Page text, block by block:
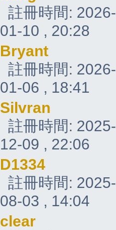
註冊時間: 2026-
01-10 , 20:28
Bryant
註冊時間: 2026-
01-06 , 18:41
Silvran
註冊時間: 2025-
12-09 , 22:06
D1334
註冊時間: 2025-
08-03 , 14:04
clear